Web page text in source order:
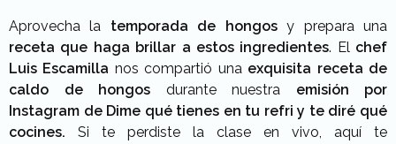
Aprovecha la temporada de hongosy prepara una
receta que haga brillar a estos ingredientes. El chef
Luis Escamilla nos compartió una exquisita receta de
caldo de hongos durante nuestra emisión por
Instagram de Dime qué tienes en tu refri y te diré qué
cocines. Si te perdiste la clase en vivo, aquí te